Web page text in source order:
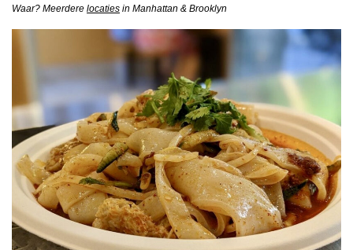
Waar? Meerdere locaties in Manhattan & Brooklyn